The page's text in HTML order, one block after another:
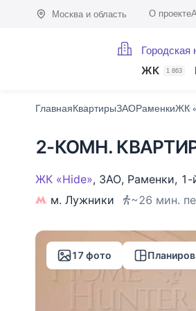
Москва и область О проекте
Городская
ЖК 1 863
ГлавнаяКвартирыЗАОРаменкиЖК
2-КОМН.
ЖК «Hide», ЗАО, Раменки, 1-
м. Лужники
~26 мин.
17 фото
Характеристики